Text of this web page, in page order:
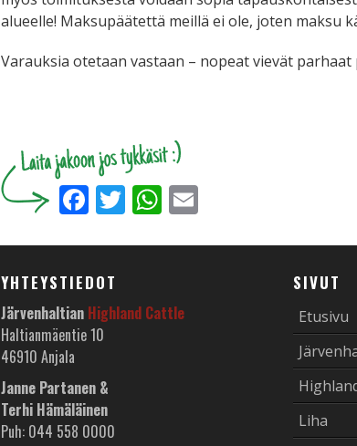
alueelle! Maksupäätettä meillä ei ole, joten maksu
Varauksia otetaan vastaan – nopeat vievät parhaat
Facebook
TwitterWhatsApp
YHTEYSTIEDOT
Järvenhaltian Highland Cattle
Haltianmäentie 10
46910 Anjala
Janne Partanen &
Terhi Hämäläinen
Puh: 044 558 0000
SIVUT
Etusivu
Liha